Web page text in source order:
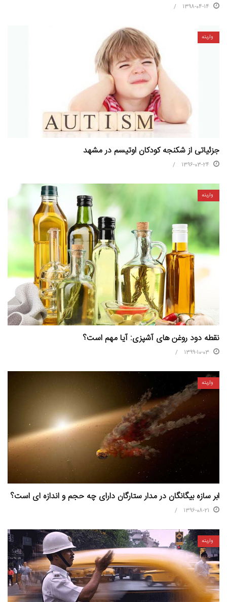
1398-04-14
واریته
جزئیاتی از شکنجه کودکان اوتیسم در مشهد
1396-03-24
واریته
نقطه دود روغن های آشپزی: آیا مهم است؟
1399-10-03
واریته
ابر سازه بیگانگان در مدار ستارگان دارای چه حجم و اندازه ای است؟
1396-08-21
واریته